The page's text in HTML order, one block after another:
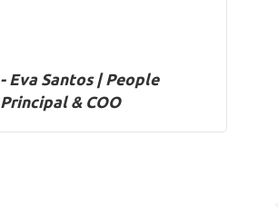
- Eva Santos | People
Principal & COO